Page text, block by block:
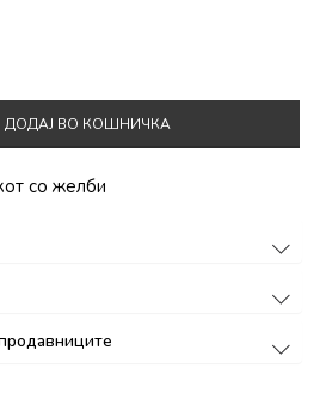
ДОДАЈ ВО КОШНИЧКА
со желби